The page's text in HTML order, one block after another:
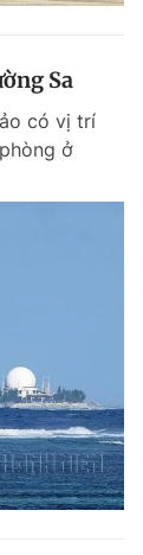
Sa
có vị trí
ở